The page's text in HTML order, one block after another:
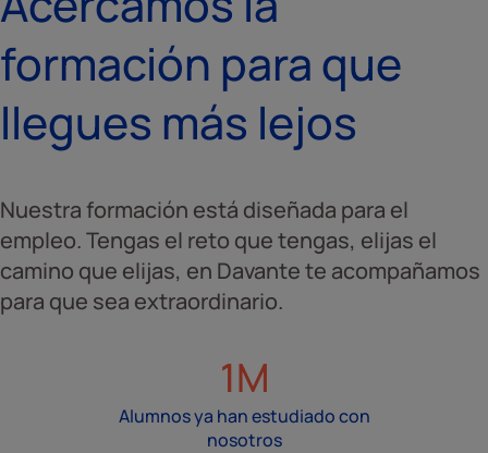
formación para que
llegues más lejos
Nuestra formación está diseñada para el
empleo. Tengas el reto que tengas, elijas el
camino que elijas, en Davante te acompañamos
para que sea extraordinario.
1M
Alumnos ya han estudiado con
nosotros